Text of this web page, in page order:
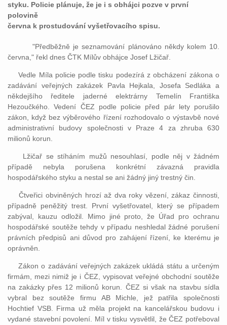
styku. Policie plánuje, že je i s obhájci pozve v první
polovině
června k prostudování vyšetřovacího spisu.
"Předběžně je seznamování plánováno někdy kolem 10.
června," řekl dnes ČTK Mílův obhájce Josef Lžičař.
Vedle Míla policie podle tisku podezírá z obcházení zákona o
zadávání veřejných zakázek Pavla Hejkala, Josefa Sedláka a
někdejšího ředitele jaderné elektrárny Temelín Františka
Hezoučkého. Vedení ČEZ podle policie před pár lety porušilo
zákon, když bez výběrového řízení rozhodovalo o výstavbě nové
administrativní budovy společnosti v Praze 4 za zhruba 630
milionů korun.
Lžičař se stíháním mužů nesouhlasí, podle něj v žádném
případě nebyla porušena konkrétní závazná pravidla
hospodářského styku a nestal se ani žádný jiný trestný čin.
Čtveřici obviněných hrozí až dva roky vězení, zákaz činnosti,
případně peněžitý trest. První vyšetřovatel, který se případem
zabýval, kauzu odložil. Mimo jiné proto, že Úřad pro ochranu
hospodářské soutěže tehdy v případu neshledal žádné porušení
právních předpisů ani důvod pro zahájení řízení, ke kterému je
oprávněn.
Zákon o zadávání veřejných zakázek ukládá státu a určeným
firmám, mezi nimiž je i ČEZ, vypisovat veřejné obchodní soutěže
na zakázky přes 12 milionů korun. ČEZ si však na stavbu sídla
vybral bez soutěže firmu AB Michle, jež patřila společnosti
Hochtief VSB. Firma už měla projekt na kancelářskou budovu i
vydané stavební povolení. Míl v tisku vysvětlil, že ČEZ potřeboval